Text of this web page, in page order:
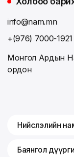
info@nam.mn
+(976) 7000-1921
Монгол Ардын
ордон
Нийслэлийн
Баянгол